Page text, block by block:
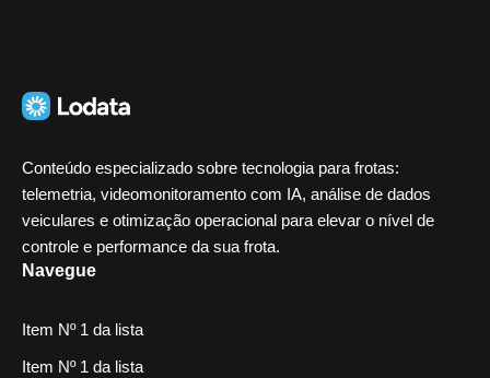
Conteúdo especializado sobre tecnologia para frotas:
telemetria, videomonitoramento com IA, análise de dados
veiculares e otimização operacional para elevar o nível de
controle e performance da sua frota.
Navegue
Item Nº 1 da lista
Item Nº 1 da lista